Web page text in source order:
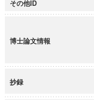
その他ID
博士論文情報
抄録